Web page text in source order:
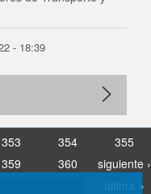
- 18:39
353 354
355
359 360
siguiente ›
última »